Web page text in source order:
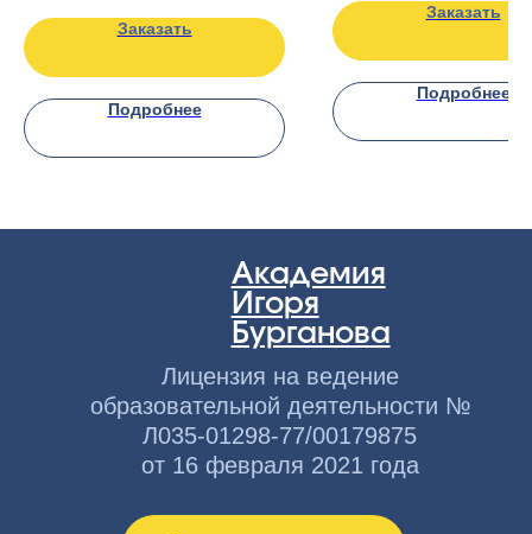
Заказать
Подробнее
Заказать
Подробнее
конфиденциальности
Сведения об образовательной
организации
Педагоги
Книги
Документы
Мы в соцсетях